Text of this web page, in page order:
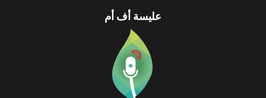
عليسة أف أم